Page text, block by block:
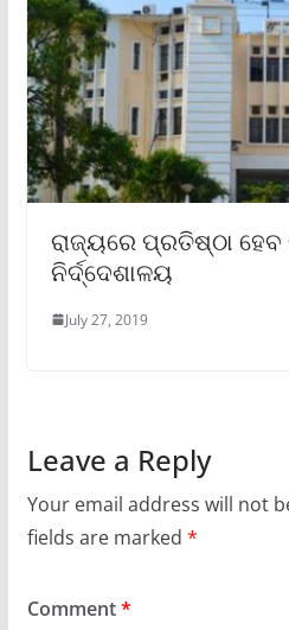
ରାଜ୍ୟରେ ପ୍ରତିଷ୍ଠା
ନିର୍ଦ୍ଦେଶାଳୟ
July 27, 2019
Leave a Reply
Your email address will not
fields are marked *
Comment*